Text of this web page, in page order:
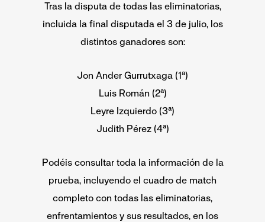
Tras la disputa de todas las eliminatorias,
incluida la final disputada el 3 de julio, los
distintos ganadores son:
Jon Ander Gurrutxaga (1ª)
Luis Román (2ª)
Leyre Izquierdo (3ª)
Judith Pérez (4ª)
Podéis consultar toda la información de la
prueba, incluyendo el cuadro de match
completo con todas las eliminatorias,
enfrentamientos y sus resultados, en los